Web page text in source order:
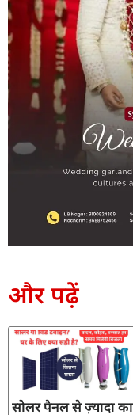
और पढ़ें
सोलर पैनल से ज़्यादा